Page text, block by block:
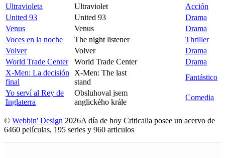
Ultravioleta
Ultraviolet
Acción
United 93
United 93
Drama
Venus
Venus
Drama
Voces en la noche
The night listener
Thriller
Volver
Volver
Drama
World Trade Center
World Trade Center
Drama
X-Men: La decisión
final
X-Men: The last
stand
Fantástico
Yo serví al Rey de
Inglaterra
Obsluhoval jsem
anglického krále
Comedia
© Webbin' Design 2026A día de hoy Criticalia posee un acervo de
6460 películas, 195 series y 960 articulos